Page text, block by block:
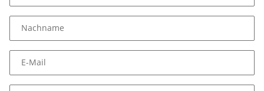
Nachname
E-Mail